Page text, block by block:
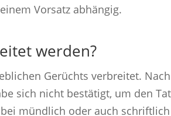
Vorsatz abhängig.
werden?
Gerüchts verbreitet.
sich nicht bestätigt, um den
mündlich oder auch